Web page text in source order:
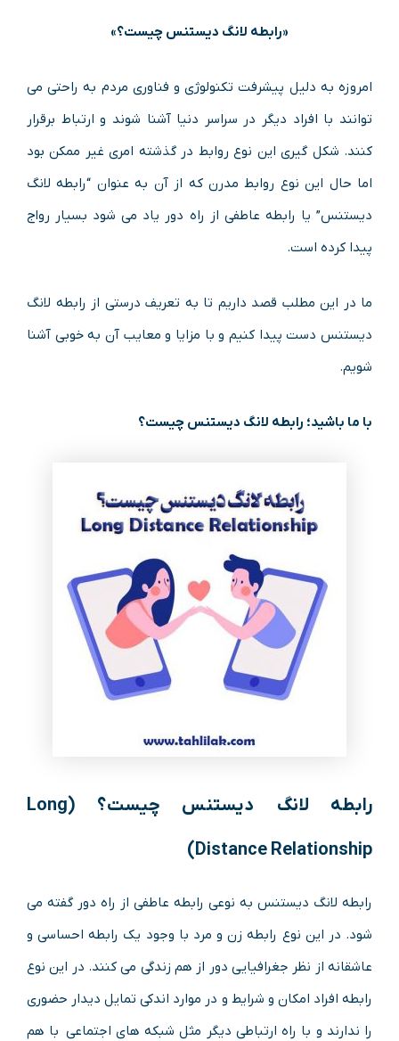
«رابطه لانگ دیستنس چیست؟»
امروزه به دلیل پیشرفت تکنولوژی و فناوری مردم به راحتی می
توانند با افراد دیگر در سراسر دنیا آشنا شوند و ارتباط برقرار
کنند. شکل گیری این نوع روابط در گذشته امری غیر ممکن بود
اما حال این نوع روابط مدرن که از آن به عنوان “رابطه لانگ
دیستنس” یا رابطه عاطفی از راه دور یاد می شود بسیار رواج
پیدا کرده است.
ما در این مطلب قصد داریم تا به تعریف درستی از رابطه لانگ
دیستنس دست پیدا کنیم و با مزایا و معایب آن به خوبی آشنا
شویم.
با ما باشید؛ رابطه لانگ دیستنس چیست؟
رابطه لانگ دیستنس چیست؟ (Long
Distance Relationship)
رابطه لانگ دیستنس به نوعی رابطه عاطفی از راه دور گفته می
شود. در این نوع رابطه زن و مرد با وجود یک رابطه احساسی و
عاشقانه از نظر جغرافیایی دور از هم زندگی می کنند. در این نوع
رابطه افراد امکان و شرایط و در موارد اندکی تمایل دیدار حضوری
را ندارند و با راه ارتباطی دیگر مثل شبکه های اجتماعی با هم